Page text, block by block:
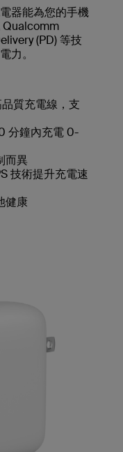
器能為您的手機
Qualcomm
(PD) 等技
力。
質充電線，支
分鐘內充電 0-
而異
技術提升充電速
健康